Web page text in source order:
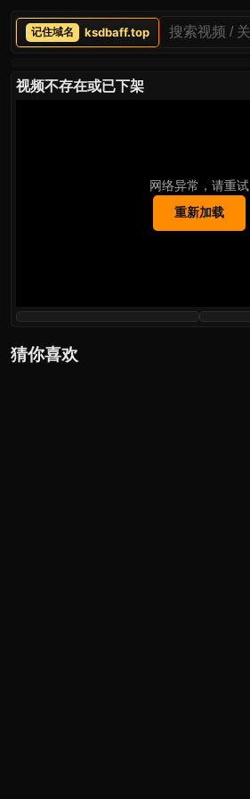
ksdbaff.top
视频不存在或已下架
网络异常，请重试
重新加载
猜你喜欢